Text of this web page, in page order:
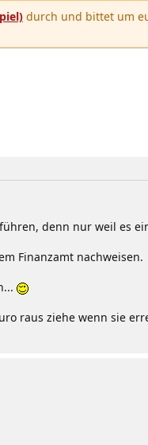
durch und bittet um
denn nur weil es
Finanzamt nachweisen.
raus ziehe wenn sie